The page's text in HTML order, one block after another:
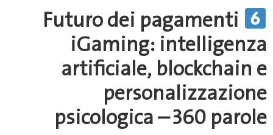
Futuro dei pagamenti
iGaming: intelligenza
artificiale, blockchain e
personalizzazione
psicologica – 360 parole